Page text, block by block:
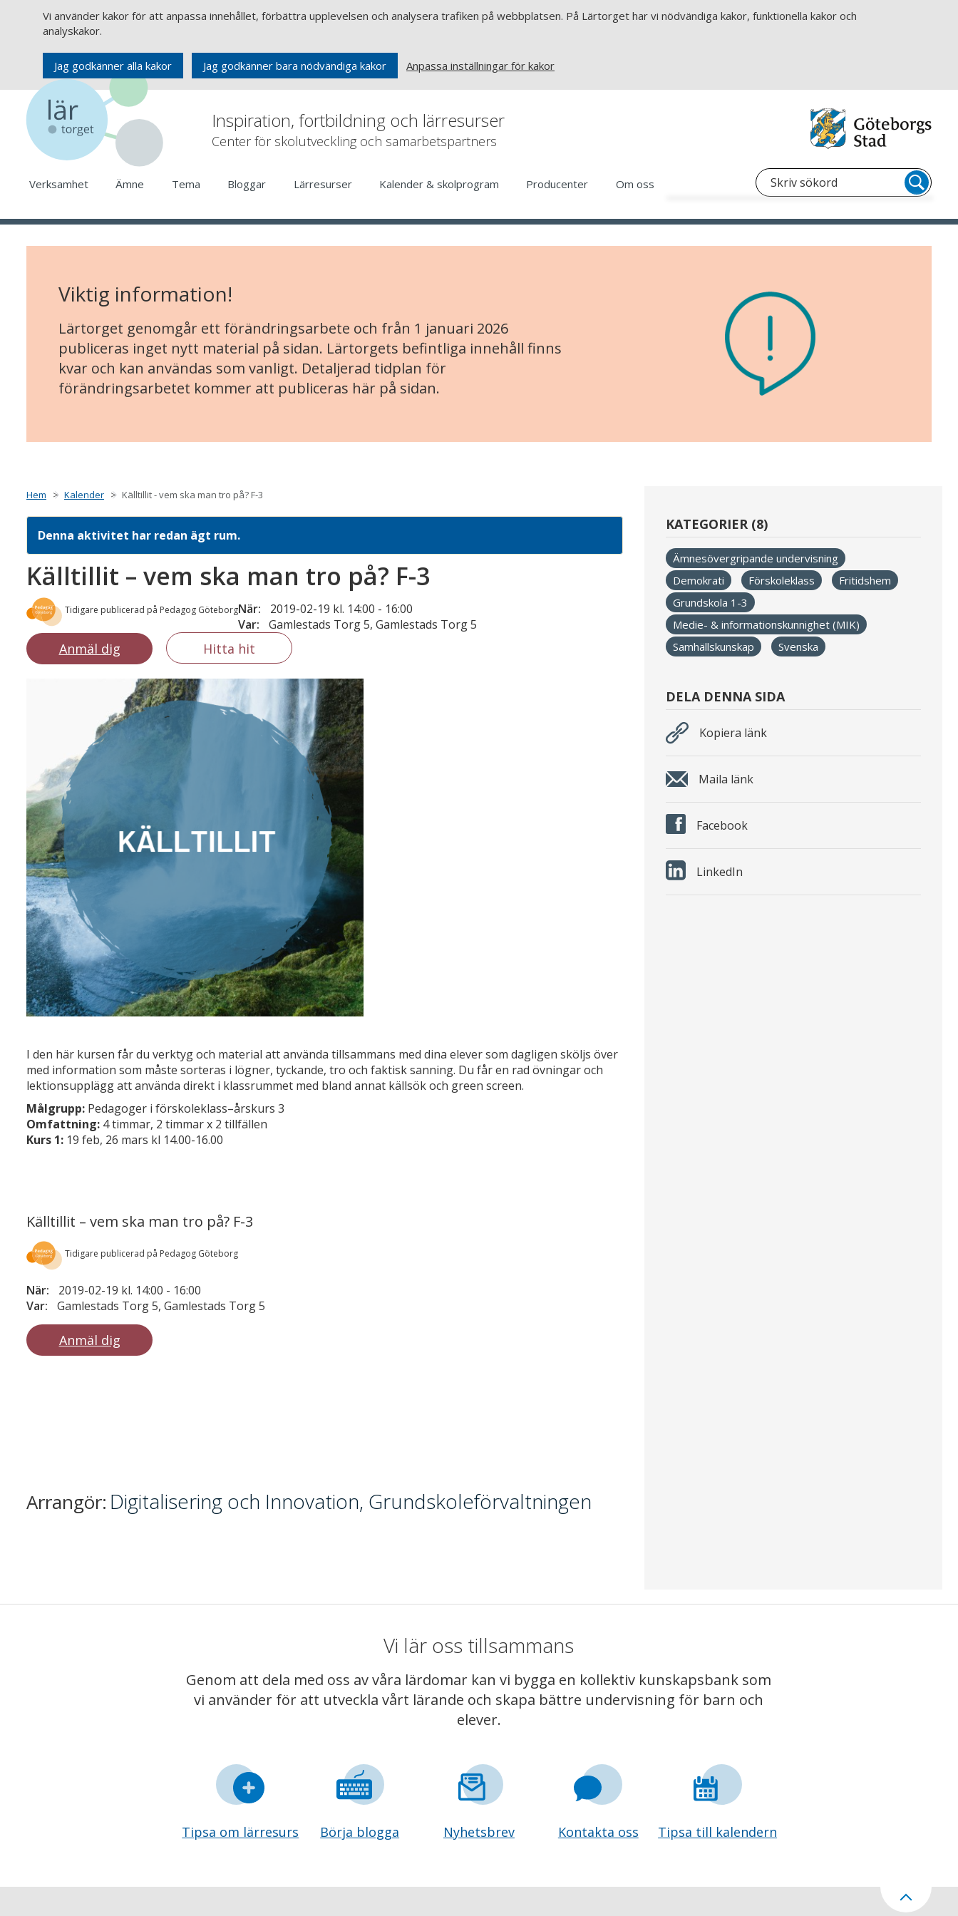
Vi använder kakor för att anpassa innehållet, förbättra upplevelsen och analysera trafiken på webbplatsen. På Lärtorget har vi nödvändiga kakor, funktionella kakor och
analyskakor.
Jag godkänner alla kakor Jag godkänner bara nödvändiga kakor Anpassa inställningar för kakor
Inspiration, fortbildning och lärresurser
Center för skolutveckling och samarbetspartners
Verksamhet Ämne Tema Bloggar Lärresurser Kalender & skolprogram Producenter Om oss
Viktig information!
Lärtorget genomgår ett förändringsarbete och från 1 januari 2026
publiceras inget nytt material på sidan. Lärtorgets befintliga innehåll finns
kvar och kan användas som vanligt. Detaljerad tidplan för
förändringsarbetet kommer att publiceras här på sidan.
Hem Kalender Källtillit - vem ska man tro på? F-3
Denna aktivitet har redan ägt rum.
Källtillit – vem ska man tro på? F-3
Tidigare publicerad på Pedagog GöteborgNär: 2019-02-19 kl. 14:00 - 16:00
Var:
Gamlestads Torg 5, Gamlestads Torg 5
Anmäl dig Hitta hit
I den här kursen får du verktyg och material att använda tillsammans med dina elever som dagligen sköljs över
med information som måste sorteras i lögner, tyckande, tro och faktisk sanning. Du får en rad övningar och
lektionsupplägg att använda direkt i klassrummet med bland annat källsök och green screen.
Målgrupp: Pedagoger i förskoleklass–årskurs 3
Omfattning: 4 timmar, 2 timmar x 2 tillfällen
Kurs 1: 19 feb, 26 mars kl 14.00-16.00
Källtillit – vem ska man tro på? F-3
Tidigare publicerad på Pedagog Göteborg
När: 2019-02-19 kl. 14:00 - 16:00
Var:
Gamlestads Torg 5, Gamlestads Torg 5
Anmäl dig
Arrangör: Digitalisering och Innovation, Grundskoleförvaltningen
KATEGORIER (8)
Ämnesövergripande undervisning
Demokrati
Förskoleklass
Fritidshem
Grundskola 1-3
Medie- & informationskunnighet (MIK)
Samhällskunskap
Svenska
DELA DENNA SIDA
Kopiera länk
Maila länk
Facebook
LinkedIn
Vi lär oss tillsammans
Genom att dela med oss av våra lärdomar kan vi bygga en kollektiv kunskapsbank som
vi använder för att utveckla vårt lärande och skapa bättre undervisning för barn och
elever.
Tipsa om lärresurs Börja blogga Nyhetsbrev Kontakta oss Tipsa till kalendern